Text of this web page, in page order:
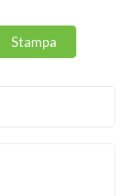
Stampa: Cod. 142
Stampa